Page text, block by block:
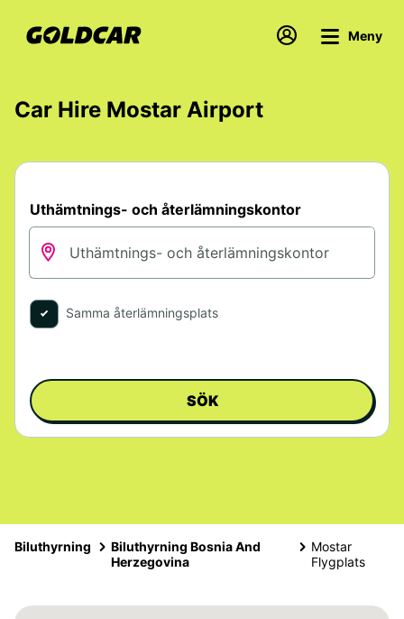
Meny
Car Hire Mostar Airport
Uthämtnings- och återlämningskontor
Samma återlämningsplats
SÖK
Biluthyrning
Biluthyrning Bosnia And
Herzegovina
Mostar
Flygplats